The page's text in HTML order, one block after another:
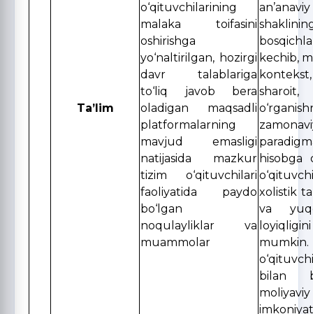
Ta’lim
o‘qituvchilarining
malaka toifasini
oshirishga
yo‘naltirilgan, hozirgi
davr talablariga
to‘liq javob bera
oladigan maqsadli
platformalarning
mavjud emasligi
natijasida mazkur
tizim o‘qituvchilari
faoliyatida paydo
bo‘lgan
noqulayliklar va
muammolar
kechib,
hisobga
xolistik
va
bilan
moliyaviy